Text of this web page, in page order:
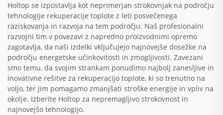
Holtop se izpostavlja kot neprimerjan strokovnjak na področju
tehnologije rekuperacije toplote z leti posvečenega
raziskovanja in razvoja na tem področju. Naš profesionalni
razvojni tim v povezavi z napredno proizvodnimi opremo
zagotavlja, da naši izdelki vključujejo najnovejše dosežke na
področju energetske učinkovitosti in zmogljivosti. Zavezani
smo temu, da svojim strankam ponudimo najbolj zanesljive in
inovativne rešitve za rekuperacijo toplote, ki so trenutno na
voljo, ter jim pomagamo zmanjšati stroške energije in vpliv na
okolje. Izberite Holtop za nepremagljivo strokovnost in
najnovejšo tehnologijo.